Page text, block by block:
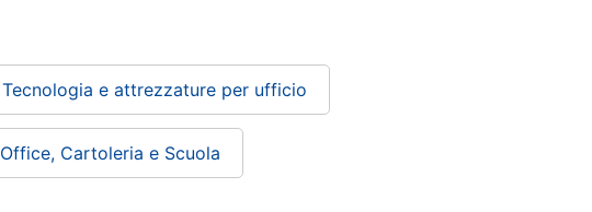
Tecnologia e attrezzature per ufficio
Office, Cartoleria e Scuola